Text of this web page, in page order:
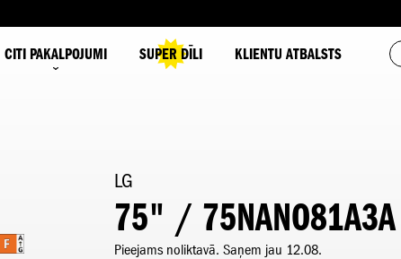
CITI PAKALPOJUMI SUPER DĪLI KLIENTU ATBALSTS
LG
75" / 75NANO81A3A
Pieejams noliktavā. Saņem jau 12.08.